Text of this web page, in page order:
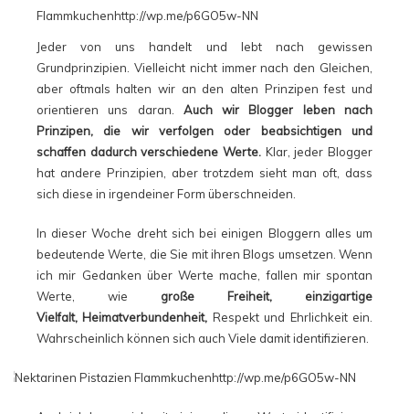
Jeder von uns handelt und lebt nach gewissen
Grundprinzipien. Vielleicht nicht immer nach den Gleichen,
aber oftmals halten wir an den alten Prinzipen fest und
orientieren uns daran. Auch wir Blogger leben nach
Prinzipen, die wir verfolgen oder beabsichtigen und
schaffen dadurch verschiedene Werte. Klar, jeder Blogger
hat andere Prinzipien, aber trotzdem sieht man oft, dass
sich diese in irgendeiner Form überschneiden.
In dieser Woche dreht sich bei einigen Bloggern alles um
bedeutende Werte, die Sie mit ihren Blogs umsetzen. Wenn
ich mir Gedanken über Werte mache, fallen mir spontan
Werte, wie große Freiheit, einzigartige
Vielfalt, Heimatverbundenheit, Respekt und Ehrlichkeit ein.
Wahrscheinlich können sich auch Viele damit identifizieren.